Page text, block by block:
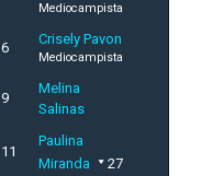
Mediocampista
6
Crisely Pavon
Mediocampista
9
Melina
Salinas
11
Paulina
Miranda
27